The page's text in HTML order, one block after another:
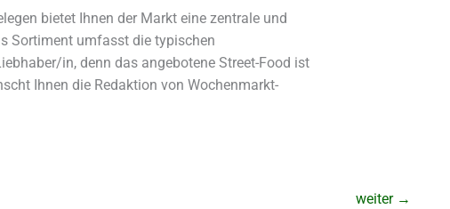
bietet Ihnen der Markt eine zentrale und
Sortiment umfasst die typischen
in, denn das angebotene Street-Food ist
Ihnen die Redaktion von Wochenmarkt-
weiter →